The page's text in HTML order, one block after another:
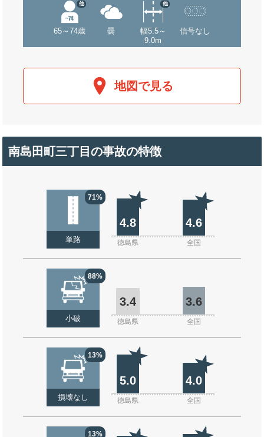
65～74歳
他
曇
幅5.5～
9.0m
他
信号なし
地図で見る
南島田町三丁目の事故の特徴
71%
単路
4.8 4.6
徳島県 全国
88%
小破
3.4 3.6
徳島県 全国
13%
損壊なし
5.0 4.0
徳島県 全国
13%